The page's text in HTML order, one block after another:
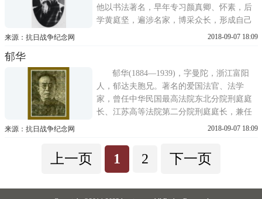
他以书法著名，早年专习颜真卿、怀素，后
学黄庭坚，遍涉名家，博采众长，形成自己
独特的风格。亦曾精心研究宋代辛弃疾的词
和忧虑。在长沙天心阁撰联：此阁巍然，为
全省观瞻所系;世乱久矣，是一隅...
来源：抗日战争纪念网 2018-09-07 18:09
郁华
郁华(1884—1939)，字曼陀，浙江富阳
人，郁达夫胞兄。著名的爱国法官、法学
家，曾任中华民国最高法院东北分院刑庭庭
长、江苏高等法院第二分院刑庭庭长，兼任
东吴、法政等大学教授。著作有《刑法总则
山水画，身后刊有《静远堂诗画集》。郁华
具有鲜明的爱国立场和坚贞的民族气节。在
来源：抗日战争纪念网 2018-09-07 18:09
上一页 1 2 下一页